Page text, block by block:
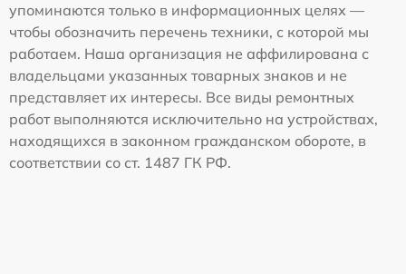
упоминаются только в информационных целях —
чтобы обозначить перечень техники, с которой мы
работаем. Наша организация не аффилирована с
владельцами указанных товарных знаков и не
представляет их интересы. Все виды ремонтных
работ выполняются исключительно на устройствах,
находящихся в законном гражданском обороте, в
соответствии со ст. 1487 ГК РФ.